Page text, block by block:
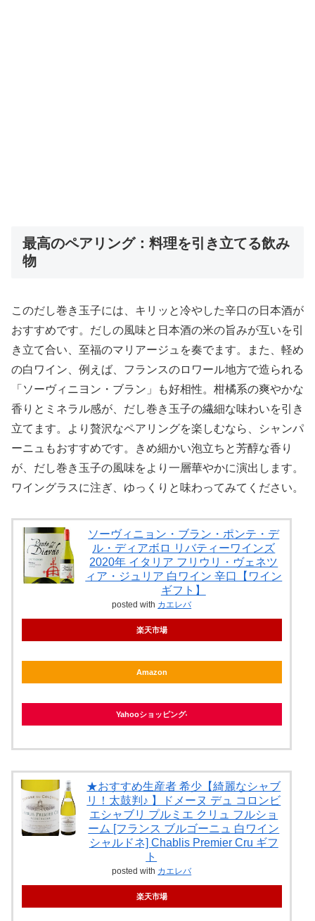
最高のペアリング：料理を引き立てる飲み
物
このだし巻き玉子には、キリッと冷やした辛口の日本酒が
おすすめです。だしの風味と日本酒の米の旨みが互いを引
き立て合い、至福のマリアージュを奏でます。また、軽め
の白ワイン、例えば、フランスのロワール地方で造られる
「ソーヴィニヨン・ブラン」も好相性。柑橘系の爽やかな
香りとミネラル感が、だし巻き玉子の繊細な味わいを引き
立てます。より贅沢なペアリングを楽しむなら、シャンパ
ーニュもおすすめです。きめ細かい泡立ちと芳醇な香り
が、だし巻き玉子の風味をより一層華やかに演出します。
ワイングラスに注ぎ、ゆっくりと味わってみてください。
ソーヴィニョン・ブラン・ポンテ・デ
ル・ディアボロ リバティーワインズ
2020年 イタリア フリウリ・ヴェネツ
ィア・ジュリア 白ワイン 辛口【ワイン
ギフト】
posted with カエレバ
楽天市場
Amazon
Yahooショッピング
★おすすめ生産者 希少【綺麗なシャブ
リ！太鼓判♪ 】ドメーヌ デュ コロンビ
エシャブリ プルミエ クリュ フルショ
ーム [フランス ブルゴーニュ 白ワイン
シャルドネ] Chablis Premier Cru ギフ
ト
posted with カエレバ
楽天市場